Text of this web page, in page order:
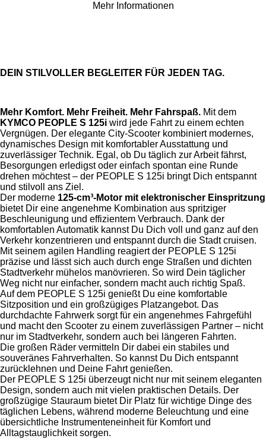
Mehr Informationen
DEIN STILVOLLER BEGLEITER FÜR JEDEN TAG.
Mehr Komfort. Mehr Freiheit. Mehr Fahrspaß. Mit dem
KYMCO PEOPLE S 125i wird jede Fahrt zu einem echten
Vergnügen. Der elegante City-Scooter kombiniert modernes,
dynamisches Design mit komfortabler Ausstattung und
zuverlässiger Technik. Egal, ob Du täglich zur Arbeit fährst,
Besorgungen erledigst oder einfach spontan eine Runde
drehen möchtest – der PEOPLE S 125i bringt Dich entspannt
und stilvoll ans Ziel.
Der moderne 125-cm³-Motor mit elektronischer Einspritzung
bietet Dir eine angenehme Kombination aus spritziger
Beschleunigung und effizientem Verbrauch. Dank der
komfortablen Automatik kannst Du Dich voll und ganz auf den
Verkehr konzentrieren und entspannt durch die Stadt cruisen.
Mit seinem agilen Handling reagiert der PEOPLE S 125i
präzise und lässt sich auch durch enge Straßen und dichten
Stadtverkehr mühelos manövrieren. So wird Dein täglicher
Weg nicht nur einfacher, sondern macht auch richtig Spaß.
Auf dem PEOPLE S 125i genießt Du eine komfortable
Sitzposition und ein großzügiges Platzangebot. Das
durchdachte Fahrwerk sorgt für ein angenehmes Fahrgefühl
und macht den Scooter zu einem zuverlässigen Partner – nicht
nur im Stadtverkehr, sondern auch bei längeren Fahrten.
Die großen Räder vermitteln Dir dabei ein stabiles und
souveränes Fahrverhalten. So kannst Du Dich entspannt
zurücklehnen und Deine Fahrt genießen.
Der PEOPLE S 125i überzeugt nicht nur mit seinem eleganten
Design, sondern auch mit vielen praktischen Details. Der
großzügige Stauraum bietet Dir Platz für wichtige Dinge des
täglichen Lebens, während moderne Beleuchtung und eine
übersichtliche Instrumenteneinheit für Komfort und
Alltagstauglichkeit sorgen.